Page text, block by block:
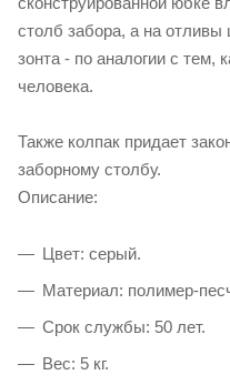
столб забора, а на
зонта - по аналогии с тем,
человека.
Также колпак придает
заборному столбу.
Описание:
Цвет: серый.
Материал: полимер-
Срок службы: 50 лет.
Вес: 5 кг.